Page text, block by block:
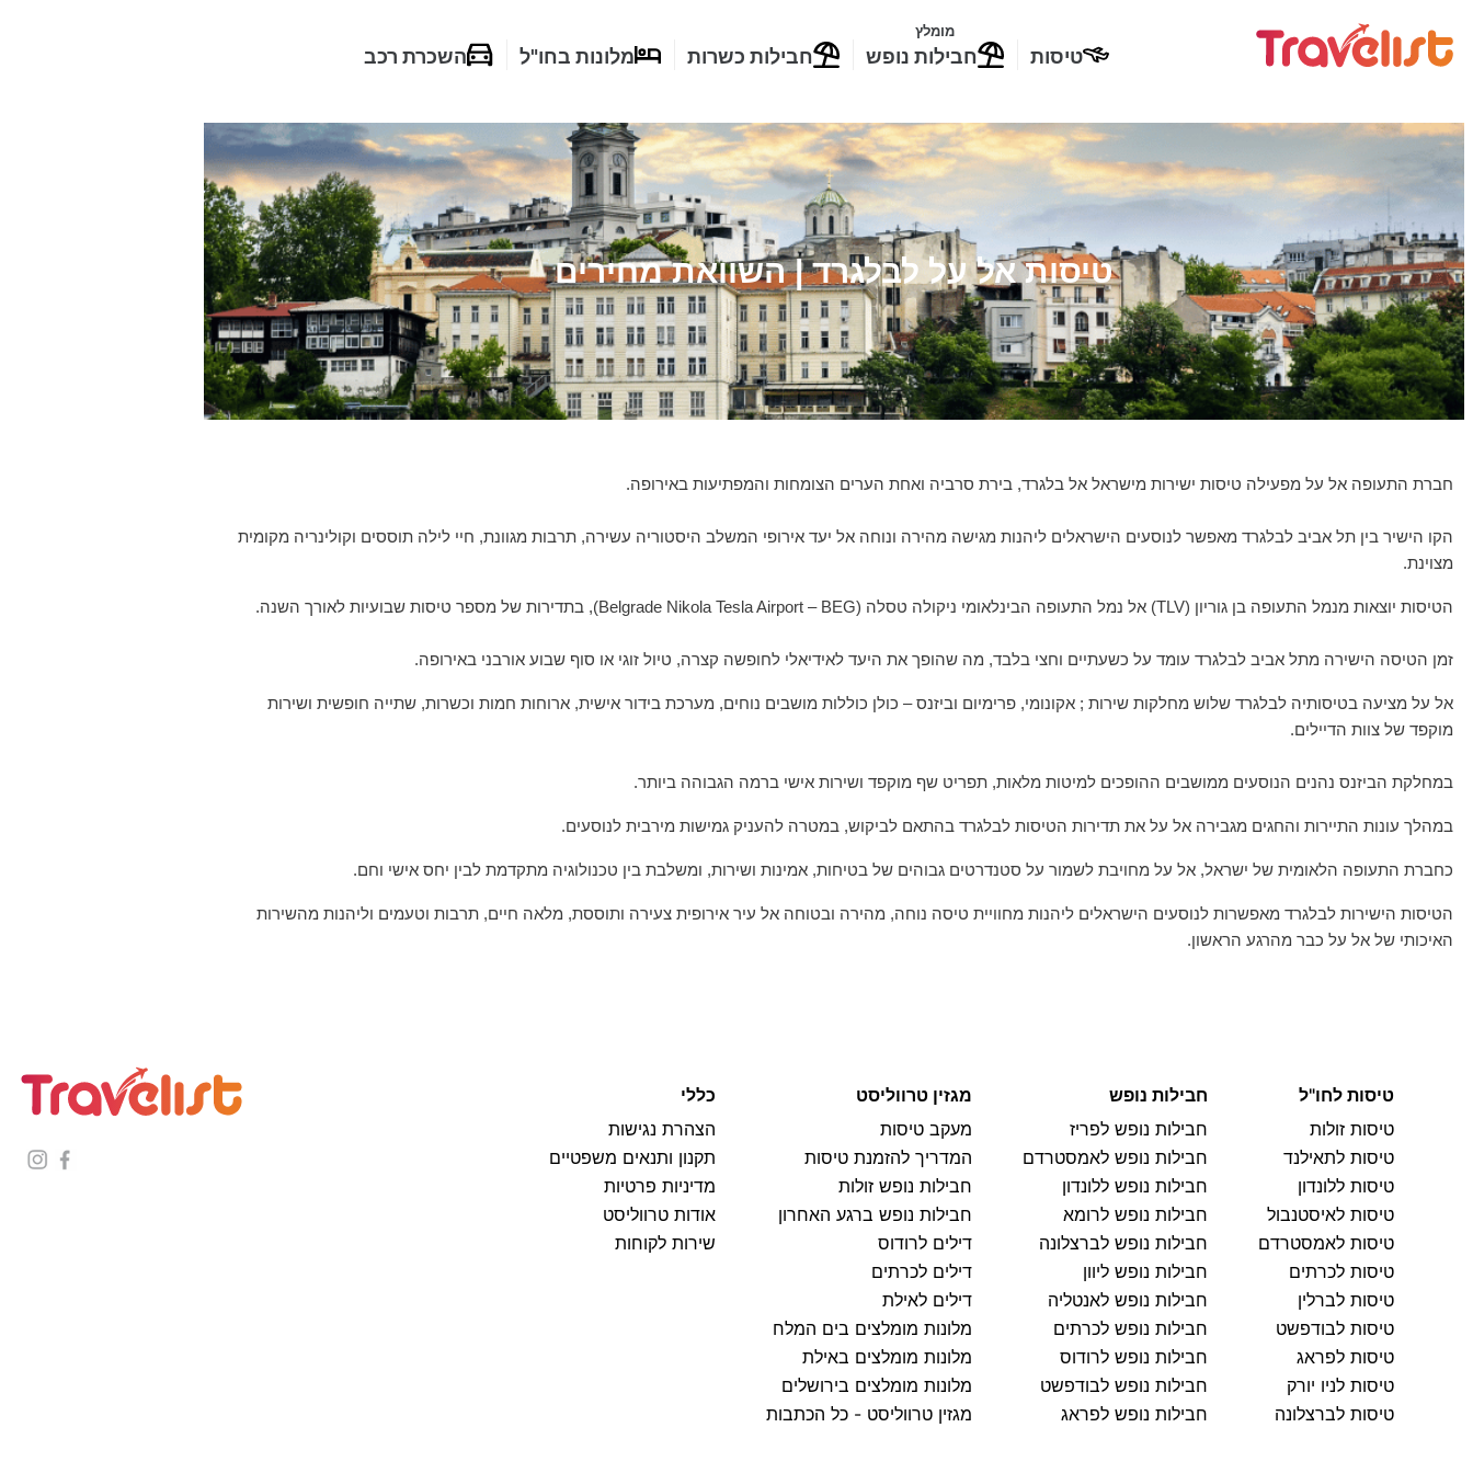
טיסות
מומלץ
חבילות נופש חבילות כשרות מלונות בחו"ל השכרת רכב
טיסות אל על לבלגרד | השוואת מחירים
חברת התעופה אל על מפעילה טיסות ישירות מישראל אל בלגרד, בירת סרביה ואחת הערים הצומחות והמפתיעות באירופה.
הקו הישיר בין תל אביב לבלגרד מאפשר לנוסעים הישראלים ליהנות מגישה מהירה ונוחה אל יעד אירופי המשלב היסטוריה עשירה, תרבות מגוונת, חיי לילה תוססים וקולינריה מקומית
מצוינת.
הטיסות יוצאות מנמל התעופה בן גוריון (TLV) אל נמל התעופה הבינלאומי ניקולה טסלה (Belgrade Nikola Tesla Airport – BEG), בתדירות של מספר טיסות שבועיות לאורך השנה.
זמן הטיסה הישירה מתל אביב לבלגרד עומד על כשעתיים וחצי בלבד, מה שהופך את היעד לאידיאלי לחופשה קצרה, טיול זוגי או סוף שבוע אורבני באירופה.
אל על מציעה בטיסותיה לבלגרד שלוש מחלקות שירות ; אקונומי, פרימיום וביזנס – כולן כוללות מושבים נוחים, מערכת בידור אישית, ארוחות חמות וכשרות, שתייה חופשית ושירות
מוקפד של צוות הדיילים.
במחלקת הביזנס נהנים הנוסעים ממושבים ההופכים למיטות מלאות, תפריט שף מוקפד ושירות אישי ברמה הגבוהה ביותר.
במהלך עונות התיירות והחגים מגבירה אל על את תדירות הטיסות לבלגרד בהתאם לביקוש, במטרה להעניק גמישות מירבית לנוסעים.
כחברת התעופה הלאומית של ישראל, אל על מחויבת לשמור על סטנדרטים גבוהים של בטיחות, אמינות ושירות, ומשלבת בין טכנולוגיה מתקדמת לבין יחס אישי וחם.
הטיסות הישירות לבלגרד מאפשרות לנוסעים הישראלים ליהנות מחוויית טיסה נוחה, מהירה ובטוחה אל עיר אירופית צעירה ותוססת, מלאה חיים, תרבות וטעמים וליהנות מהשירות
האיכותי של אל על כבר מהרגע הראשון.
טיסות לחו"ל
טיסות זולות
טיסות לתאילנד
טיסות ללונדון
טיסות לאיסטנבול
טיסות לאמסטרדם
טיסות לכרתים
טיסות לברלין
טיסות לבודפשט
טיסות לפראג
טיסות לניו יורק
טיסות לברצלונה
חבילות נופש
חבילות נופש לפריז
חבילות נופש לאמסטרדם
חבילות נופש ללונדון
חבילות נופש לרומא
חבילות נופש לברצלונה
חבילות נופש ליוון
חבילות נופש לאנטליה
חבילות נופש לכרתים
חבילות נופש לרודוס
חבילות נופש לבודפשט
חבילות נופש לפראג
מגזין טרווליסט
מעקב טיסות
המדריך להזמנת טיסות
חבילות נופש זולות
חבילות נופש ברגע האחרון
דילים לרודוס
דילים לכרתים
דילים לאילת
מלונות מומלצים בים המלח
מלונות מומלצים באילת
מלונות מומלצים בירושלים
מגזין טרווליסט - כל הכתבות
כללי
הצהרת נגישות
תקנון ותנאים משפטיים
מדיניות פרטיות
אודות טרווליסט
שירות לקוחות